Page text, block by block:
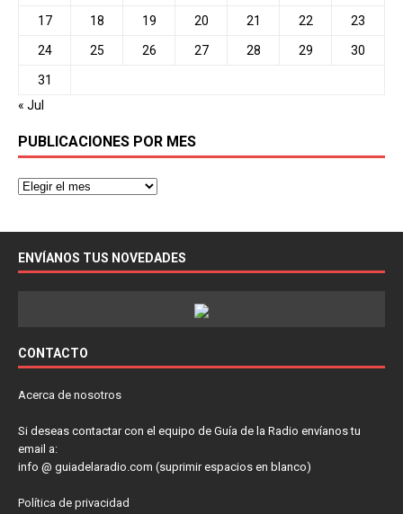
17 18 19 20 21 22 23
24 25 26 27 28 29 30
31
« Jul
PUBLICACIONES POR MES
ENVÍANOS TUS NOVEDADES
CONTACTO
Acerca de nosotros
Si deseas contactar con el equipo de Guía de la Radio envíanos tu
email a:
info @ guiadelaradio.com (suprimir espacios en blanco)
Política de privacidad